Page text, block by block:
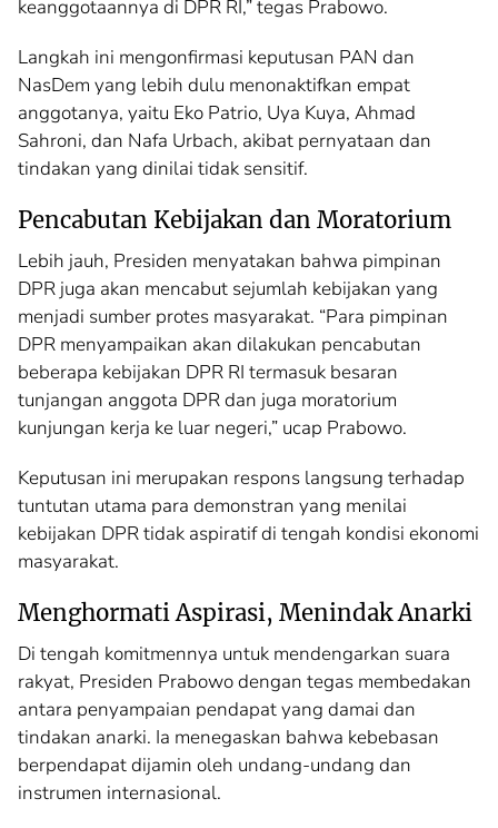
keanggotaannya di DPR RI,” tegas Prabowo.
Langkah ini mengonfirmasi keputusan PAN dan
NasDem yang lebih dulu menonaktifkan empat
anggotanya, yaitu Eko Patrio, Uya Kuya, Ahmad
Sahroni, dan Nafa Urbach, akibat pernyataan dan
tindakan yang dinilai tidak sensitif.
Pencabutan Kebijakan dan Moratorium
Lebih jauh, Presiden menyatakan bahwa pimpinan
DPR juga akan mencabut sejumlah kebijakan yang
menjadi sumber protes masyarakat. “Para pimpinan
DPR menyampaikan akan dilakukan pencabutan
beberapa kebijakan DPR RI termasuk besaran
tunjangan anggota DPR dan juga moratorium
kunjungan kerja ke luar negeri,” ucap Prabowo.
Keputusan ini merupakan respons langsung terhadap
tuntutan utama para demonstran yang menilai
kebijakan DPR tidak aspiratif di tengah kondisi ekonomi
masyarakat.
Menghormati Aspirasi, Menindak Anarki
Di tengah komitmennya untuk mendengarkan suara
rakyat, Presiden Prabowo dengan tegas membedakan
antara penyampaian pendapat yang damai dan
tindakan anarki. Ia menegaskan bahwa kebebasan
berpendapat dijamin oleh undang-undang dan
instrumen internasional.